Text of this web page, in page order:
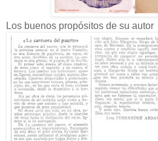
Los buenos propósitos de su autor